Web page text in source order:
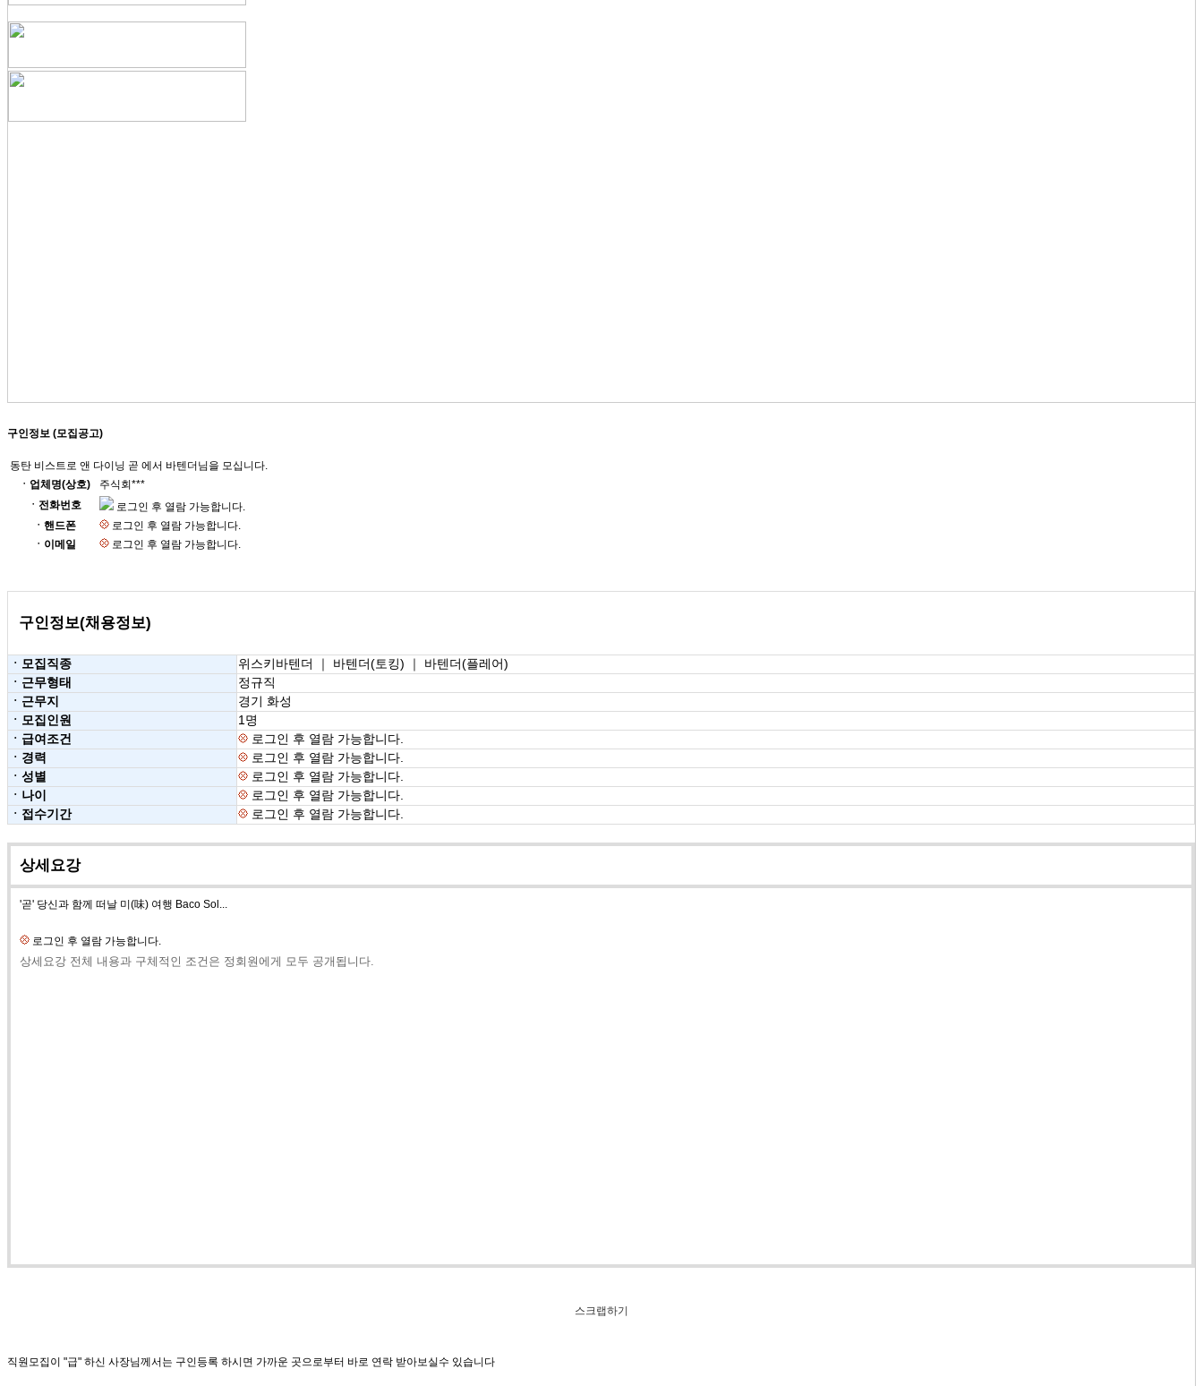
구인정보 (모집공고)
동탄 비스트로 앤 다이닝 곧 에서 바텐더님을 모십니다.
ㆍ업체명(상호)
주식회***
ㆍ전화번호
로그인 후 열람 가능합니다.
ㆍ핸드폰
로그인 후 열람 가능합니다.
ㆍ이메일
로그인 후 열람 가능합니다.
구인정보(채용정보)
ㆍ모집직종
위스키바텐더 ｜ 바텐더(토킹) ｜ 바텐더(플레어)
ㆍ근무형태
정규직
ㆍ근무지
경기 화성
ㆍ모집인원
1명
ㆍ급여조건
로그인 후 열람 가능합니다.
ㆍ경력
로그인 후 열람 가능합니다.
ㆍ성별
로그인 후 열람 가능합니다.
ㆍ나이
로그인 후 열람 가능합니다.
ㆍ접수기간
로그인 후 열람 가능합니다.
상세요강
'곧' 당신과 함께 떠날 미(味) 여행 Baco Sol...
로그인 후 열람 가능합니다.
상세요강 전체 내용과 구체적인 조건은 정회원에게 모두 공개됩니다.
스크랩하기
직원모집이 "급" 하신 사장님께서는 구인등록 하시면 가까운 곳으로부터 바로 연락 받아보실수 있습니다